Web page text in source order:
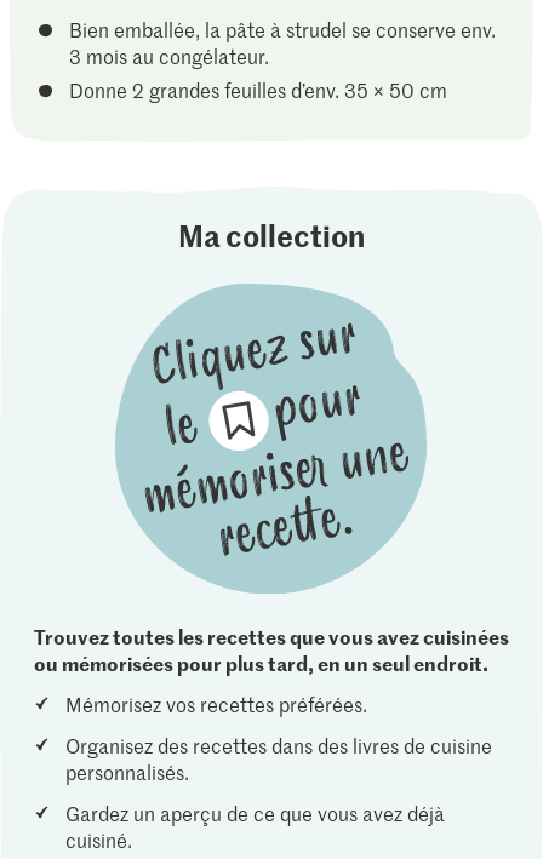
Bien emballée, la pâte à strudel se conserve env.
3 mois au congélateur.
Donne 2 grandes feuilles d’env. 35 × 50 cm
Ma collection
Trouvez toutes les recettes que vous avez cuisinées
ou mémorisées pour plus tard, en un seul endroit.
Mémorisez vos recettes préférées.
Organisez des recettes dans des livres de cuisine
personnalisés.
Gardez un aperçu de ce que vous avez déjà
cuisiné.